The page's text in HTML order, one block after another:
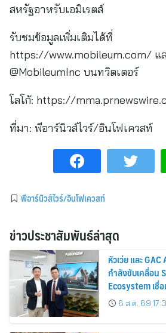
สหรัฐอาหรับเอมิเรตส์
รับชมข้อมูลเพิ่มเติมได้ที่
https://www.mobileum.com/ แ
@MobileumInc บนทวิตเตอร์
โลโก้: https://
ที่มา: พีอาร์นิวส์ไวร์/อินโฟเควสท์
พีอาร์นิวส์ไวร์/อินโฟเควสท์
ข่าวประชาสัมพันธ์ล่าสุด
หัวเว่ย และ
กำลังขับเคลื่อน
Ecosystem เชื่
รถยนต์ MPV ระ
พลังงานแสงอา
6 ส.ค. 69